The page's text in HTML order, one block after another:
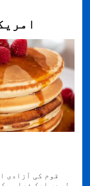
قوم کی آزادی